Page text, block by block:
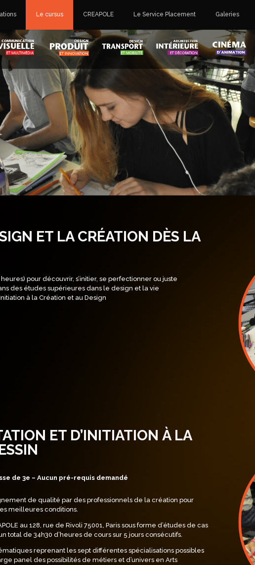
Le cursus CREAPOLE Le Service Placement Galeries
ET LA CRÉATION DÈS LA
pour découvrir, s’initier, se perfectionner ou juste
des études supérieures dans le design et la vie
à la Création et au Design
ET D’INITIATION À LA
de 3e – Aucun pré-requis demandé
de qualité par des professionnels de la création pour
meilleures conditions.
au 128, rue de Rivoli 75001, Paris sous forme d’études de cas
total de 34h30 d’heures de cours sur 5 jours consécutifs.
reprenant les sept différentes spécialisations possibles
panel des possibilités de métiers et d’univers en Arts